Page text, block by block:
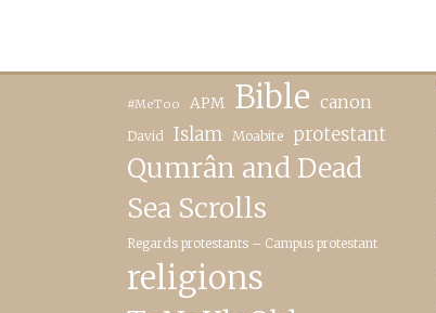
#MeToo APM Bible canon
David Islam Moabite protestant
Qumrân and Dead
Sea Scrolls
Regards protestants – Campus protestant
religions